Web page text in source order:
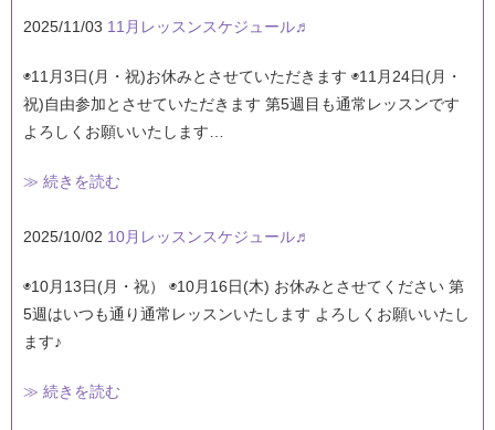
2025/11/03 11月レッスンスケジュール♬
◉11月3日(月・祝)お休みとさせていただきます ◉11月24日(月・
祝)自由参加とさせていただきます 第5週目も通常レッスンです
よろしくお願いいたします…
≫ 続きを読む
2025/10/02 10月レッスンスケジュール♬
◉10月13日(月・祝） ◉10月16日(木) お休みとさせてください 第
5週はいつも通り通常レッスンいたします よろしくお願いいたし
ます♪
≫ 続きを読む